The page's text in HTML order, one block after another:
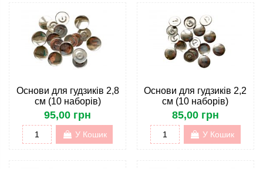
Основи для гудзиків 2,8
см (10 наборів)
95,00 грн
У Кошик
Основи для гудзиків 2,2
см (10 наборів)
85,00 грн
У Кошик